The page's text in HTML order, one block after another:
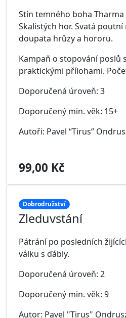
Stín temného boha
Skalistých hor. Svatá
doupata hrůzy a hororu.
Kampaň o stopování poslů
praktickými přílohami.
Doporučená úroveň: 3
Doporučený min. věk: 15+
Autoři: Pavel “Tirus”
99,00 Kč
Dobrodružství
Zleduvstání
Pátrání po posledních
válku s ďábly.
Doporučená úroveň: 2
Doporučený min. věk: 9
Autor: Pavel "Tirus"